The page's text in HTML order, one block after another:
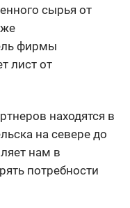
сырья от
фирмы
лист от
находятся в
на севере до
нам в
потребности